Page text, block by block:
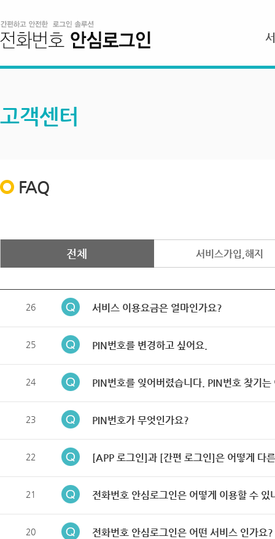
고객센터
FAQ
전체 서비스가입,해지
26 서비스 이용요금은 얼마인가요?
25 PIN번호를 변경하고 싶어요.
24 PIN번호를 잊어버렸습니다. PIN번호 찾기는
23 PIN번호가 무엇인가요?
22 [APP 로그인]과 [간편 로그인]은 어떻게 다
21 전화번호 안심로그인은 어떻게 이용할 수 있
20 전화번호 안심로그인은 어떤 서비스 인가요?